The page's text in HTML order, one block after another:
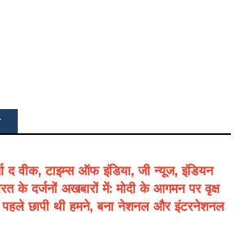
द वीक, टाइम्स ऑफ इंडिया, जी न्यूज, इंडियन
के दर्जनों अखबारों में: मोदी के आगमन पर वृक्ष
छापी थी हमने, बना नेशनल और इंटरनेशनल